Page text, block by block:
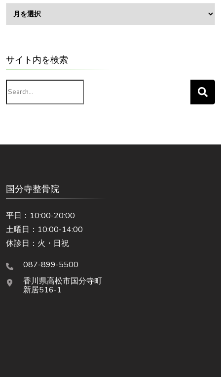
ー
カ
サイト内を検索
Search
for:
国分寺整骨院
平日：10:00-20:00
土曜日：10:00-14:00
休診日：火・日祝
087-899-5500
香川県高松市国分寺町
新居516-1